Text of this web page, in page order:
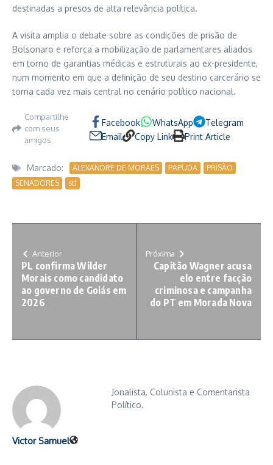
destinadas a presos de alta relevância política.
A visita amplia o debate sobre as condições de prisão de
Bolsonaro e reforça a mobilização de parlamentares aliados
em torno de garantias médicas e estruturais ao ex-presidente,
num momento em que a definição de seu destino carcerário se
torna cada vez mais central no cenário político nacional.
Compartilhe
com seus
amigos
Facebook WhatsApp
Telegram
Email
Copy Link Print Article
Marcado: ALEXANDRE DE MORAES PAPUDA
PRISÃO
SENADORES
stf
Anterior
PL confirma Wilder
Morais como candidato
ao governo de Goiás em
2026
Próxima
Capitão Wagner acusa
elo entre facção
criminosa e campanha
do PT em Morada Nova
Victor Samuel
Jonalista, Colunista e Comentarista
Político.